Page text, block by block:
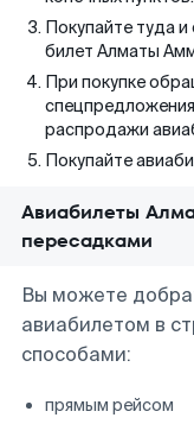
Покупайте туда
билет Алматы
При покупке
распродажи
Покупайте
Авиабилеты
пересадками
Вы можете
авиабилетом в
способами:
прямым рейсом